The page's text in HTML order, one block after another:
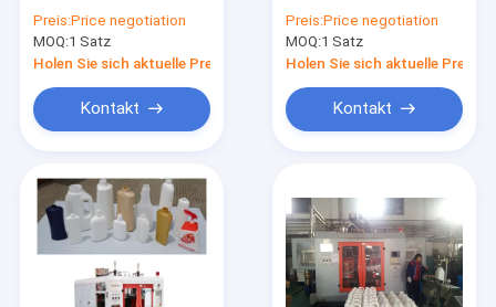
Blasformen-
Maschine 5L mit
einzelnem Kopf oder
doppeltem Kopf
Preis:Price negotiation
MOQ:1 Satz
Holen Sie sich aktuelle Preis
Kontakt
Preis:Price negotiation
MOQ:1 Satz
Holen Sie sich aktuelle Preis
Kontakt